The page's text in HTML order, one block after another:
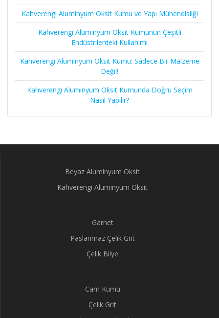
Kahverengi Aluminyum Oksit Kumu ve Yapı Mühendisliği
Kahverengi Aluminyum Oksit Kumunun Çeşitli
Endüstrilerdeki Kullanımı
Kahverengi Aluminyum Oksit Kumu: Sadece Bir Malzeme
Değil!
Kahverengi Aluminyum Oksit Kumunda Doğru Seçim
Nasıl Yapılır?
Beyaz Aluminyum Oksit
Kahverengi Aluminyum Oksit
Garnet
Paslanmaz Çelik Grit
Çelik Bilye
Cam Kumu
Çelik Grit